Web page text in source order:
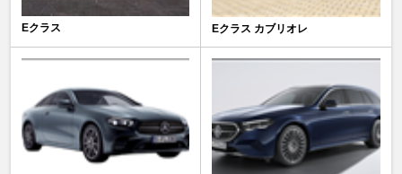
Eクラス Eクラス カブリオレ